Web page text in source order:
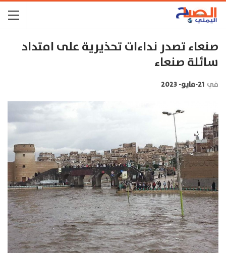
صنعاء تصدر نداءات تحذيرية على امتداد
سائلة صنعاء
في 21-مايو- 2023